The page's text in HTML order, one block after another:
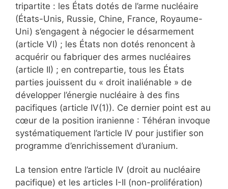
tripartite : les États dotés de l’arme nucléaire
(États-Unis, Russie, Chine, France, Royaume-
Uni) s’engagent à négocier le désarmement
(article VI) ; les États non dotés renoncent à
acquérir ou fabriquer des armes nucléaires
(article II) ; en contrepartie, tous les États
parties jouissent du « droit inaliénable » de
développer l’énergie nucléaire à des fins
pacifiques (article IV(1)). Ce dernier point est au
cœur de la position iranienne : Téhéran invoque
systématiquement l’article IV pour justifier son
programme d’enrichissement d’uranium.
La tension entre l’article IV (droit au nucléaire
pacifique) et les articles I-II (non-prolifération)